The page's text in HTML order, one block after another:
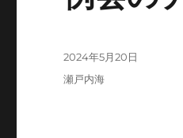
投
稿
2024年5月20日
カ
瀬戸内海